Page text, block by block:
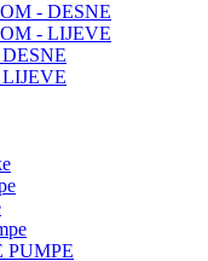
- DESNE
- LIJEVE
PUMPE